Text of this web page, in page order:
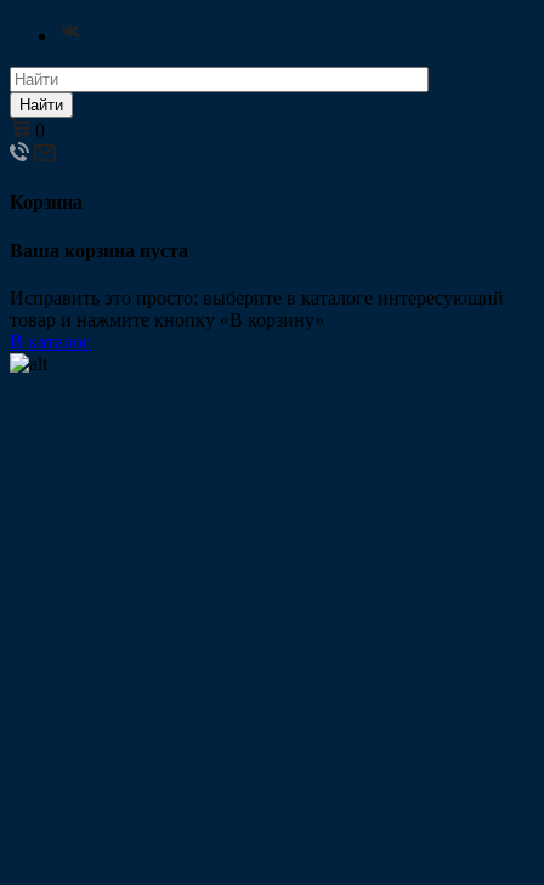
Найти
0
Корзина
Ваша корзина пуста
Исправить это просто: выберите в каталоге интересующий
товар и нажмите кнопку «В корзину»
В каталог